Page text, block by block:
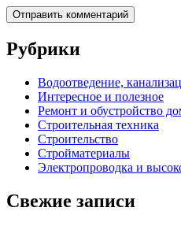
Рубрики
Водоотведение,
Интересное и полезное
Ремонт и обустройство
Строительная техника
Строительство
Стройматериалы
Электропроводка и
Свежие записи